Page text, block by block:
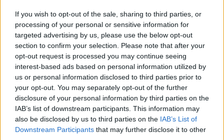
If you wish to opt-out of the sale, sharing to third parties, or
processing of your personal or sensitive information for
targeted advertising by us, please use the below opt-out
section to confirm your selection. Please note that after your
opt-out request is processed you may continue seeing
interest-based ads based on personal information utilized by
us or personal information disclosed to third parties prior to
your opt-out. You may separately opt-out of the further
disclosure of your personal information by third parties on the
IAB’s list of downstream participants. This information may
also be disclosed by us to third parties on the IAB’s List of
Downstream Participants that may further disclose it to other
Rozpocznij quiz
Czy uzupełnisz brakujące
miejsce w tytule książki?